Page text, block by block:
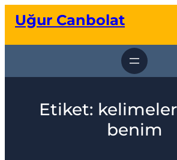
geçUğur Canbolat
Etiket:
benim